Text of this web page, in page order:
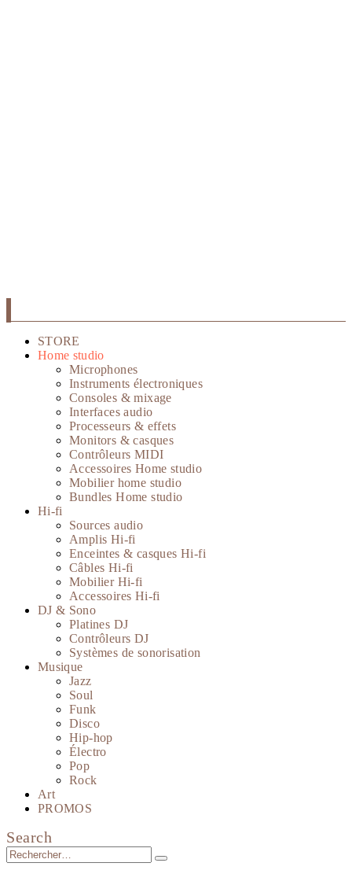
STORE
Home studio
Microphones
Instruments électroniques
Consoles & mixage
Interfaces audio
Processeurs & effets
Monitors & casques
Contrôleurs MIDI
Accessoires Home studio
Mobilier home studio
Bundles Home studio
Hi-fi
Sources audio
Amplis Hi-fi
Enceintes & casques Hi-fi
Câbles Hi-fi
Mobilier Hi-fi
Accessoires Hi-fi
DJ & Sono
Platines DJ
Contrôleurs DJ
Systèmes de sonorisation
Musique
Jazz
Soul
Funk
Disco
Hip-hop
Électro
Pop
Rock
Art
PROMOS
Search